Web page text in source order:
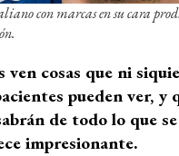
con marcas en su cara
ven cosas que ni
pueden ver, y
de todo lo que
impresionante.